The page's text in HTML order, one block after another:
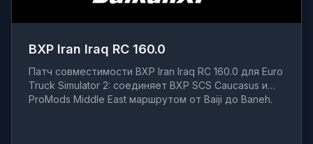
BXP Iran Iraq RC 160.0
Патч совместимости BXP Iran Iraq RC 160.0 для Euro
Truck Simulator 2: соединяет BXP SCS Caucasus и
ProMods Middle East маршрутом от Baiji до Baneh.